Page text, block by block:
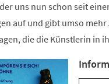
uns nun schon seit
auf und gibt umso
die die Künstlerin in